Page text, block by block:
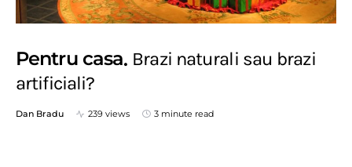
Pentru casa Brazi naturali sau brazi
artificiali?
Dan Bradu 239 views 3 minute read